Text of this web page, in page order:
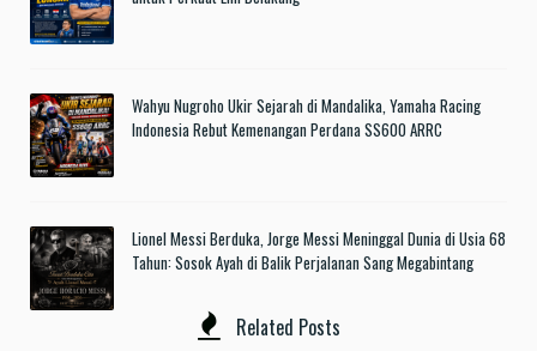
Wahyu Nugroho Ukir Sejarah di Mandalika, Yamaha Racing
Indonesia Rebut Kemenangan Perdana SS600 ARRC
Lionel Messi Berduka, Jorge Messi Meninggal Dunia di Usia 68
Tahun: Sosok Ayah di Balik Perjalanan Sang Megabintang
Related Posts